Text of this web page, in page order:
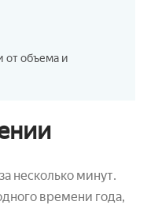
от объема и
несколько минут.
времени года,